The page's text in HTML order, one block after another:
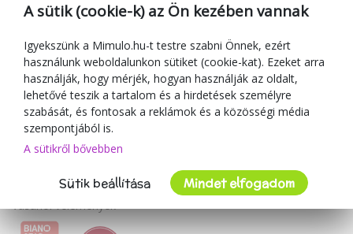
Ajándékutalványok
Blog
A kereskedőről
Mimulo.hu
Felhasználási feltételek
Adatvédelmi irányelvek
Együttműködés
Vásárlói vélemények
A sütik (cookie-k) az Ön kezében vannak
Igyekszünk a Mimulo.hu-t testre szabni Önnek, ezért
használunk weboldalunkon sütiket (cookie-kat). Ezeket arra
használják, hogy mérjék, hogyan használják az oldalt,
lehetővé teszik a tartalom és a hirdetések személyre
szabását, és fontosak a reklámok és a közösségi média
szempontjából is.
A sütikről bővebben
Sütik beállítása Mindet elfogadom